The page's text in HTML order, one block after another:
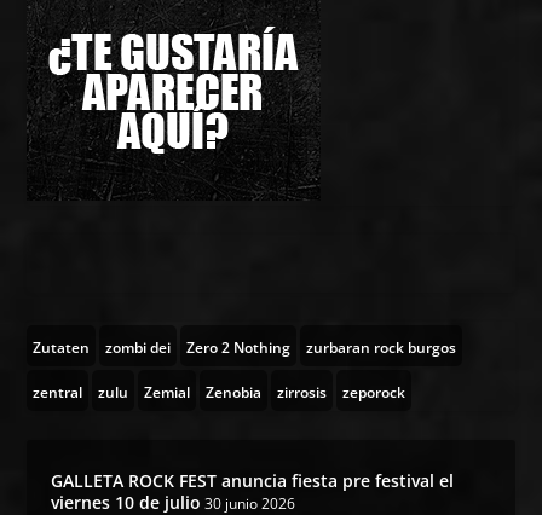
Zutaten zombi dei Zero 2 Nothing zurbaran rock burgos
zentral zulu Zemial Zenobia zirrosis zeporock
GALLETA ROCK FEST anuncia fiesta pre festival el
viernes 10 de julio 30 junio 2026